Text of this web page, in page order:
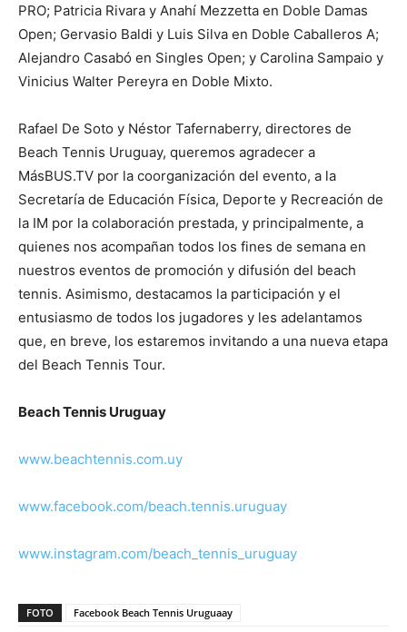
PRO; Patricia Rivara y Anahí Mezzetta en Doble Damas
Open; Gervasio Baldi y Luis Silva en Doble Caballeros A;
Alejandro Casabó en Singles Open; y Carolina Sampaio y
Vinicius Walter Pereyra en Doble Mixto.
Rafael De Soto y Néstor Tafernaberry, directores de
Beach Tennis Uruguay, queremos agradecer a
MásBUS.TV por la coorganización del evento, a la
Secretaría de Educación Física, Deporte y Recreación de
la IM por la colaboración prestada, y principalmente, a
quienes nos acompañan todos los fines de semana en
nuestros eventos de promoción y difusión del beach
tennis. Asimismo, destacamos la participación y el
entusiasmo de todos los jugadores y les adelantamos
que, en breve, los estaremos invitando a una nueva etapa
del Beach Tennis Tour.
Beach Tennis Uruguay
www.beachtennis.com.uy
www.facebook.com/beach.tennis.uruguay
www.instagram.com/beach_tennis_uruguay
FOTO Facebook Beach Tennis Uruguaay